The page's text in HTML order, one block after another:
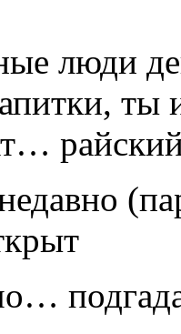
люди